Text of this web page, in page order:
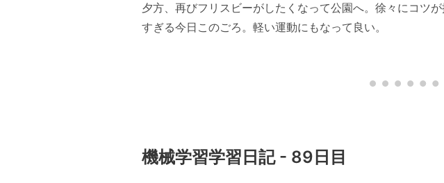
夕方、再びフリスビーがしたくなって公園へ。徐々にコツ
すぎる今日このごろ。軽い運動にもなって良い。
機械学習学習日記 - 89日目